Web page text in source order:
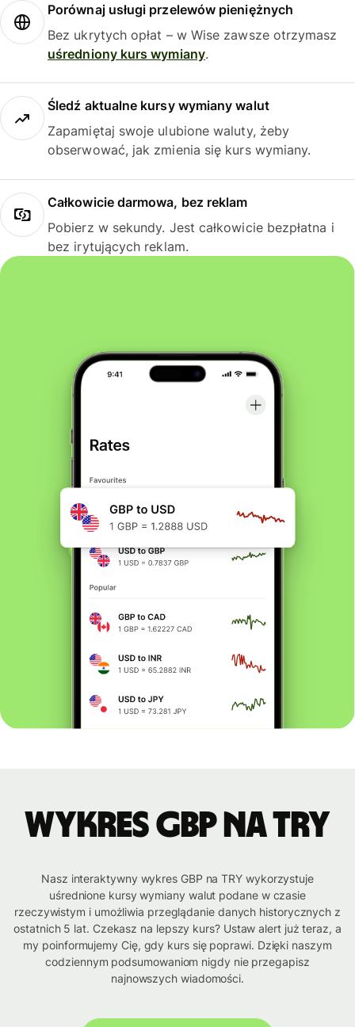
Porównaj usługi przelewów pieniężnych
Bez ukrytych opłat – w Wise zawsze otrzymasz
uśredniony kurs wymiany.
Śledź aktualne kursy wymiany walut
Zapamiętaj swoje ulubione waluty, żeby
obserwować, jak zmienia się kurs wymiany.
Całkowicie darmowa, bez reklam
Pobierz w sekundy. Jest całkowicie bezpłatna i
bez irytujących reklam.
Wykres GBP na TRY
Nasz interaktywny wykres GBP na TRY wykorzystuje
uśrednione kursy wymiany walut podane w czasie
rzeczywistym i umożliwia przeglądanie danych historycznych z
ostatnich 5 lat. Czekasz na lepszy kurs? Ustaw alert już teraz, a
my poinformujemy Cię, gdy kurs się poprawi. Dzięki naszym
codziennym podsumowaniom nigdy nie przegapisz
najnowszych wiadomości.